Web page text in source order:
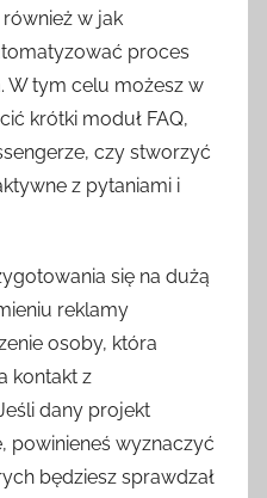
w jak
proces
W tym celu możesz w
krótki moduł FAQ,
czy stworzyć
z pytaniami i
się na dużą
reklamy
osoby, która
kontakt z
dany projekt
powinieneś wyznaczyć
będziesz sprawdzał